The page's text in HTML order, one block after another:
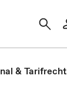
& Tarifrecht